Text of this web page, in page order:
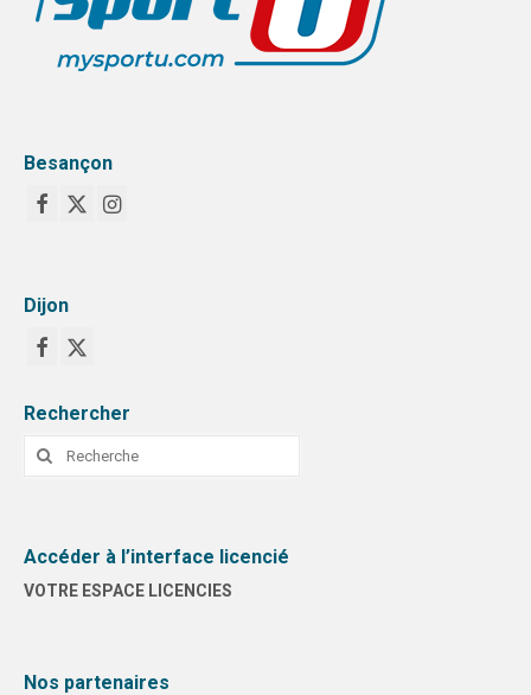
Besançon
Dijon
Rechercher
Rechercher
Accéder à l’interface licencié
VOTRE ESPACE LICENCIES
Nos partenaires